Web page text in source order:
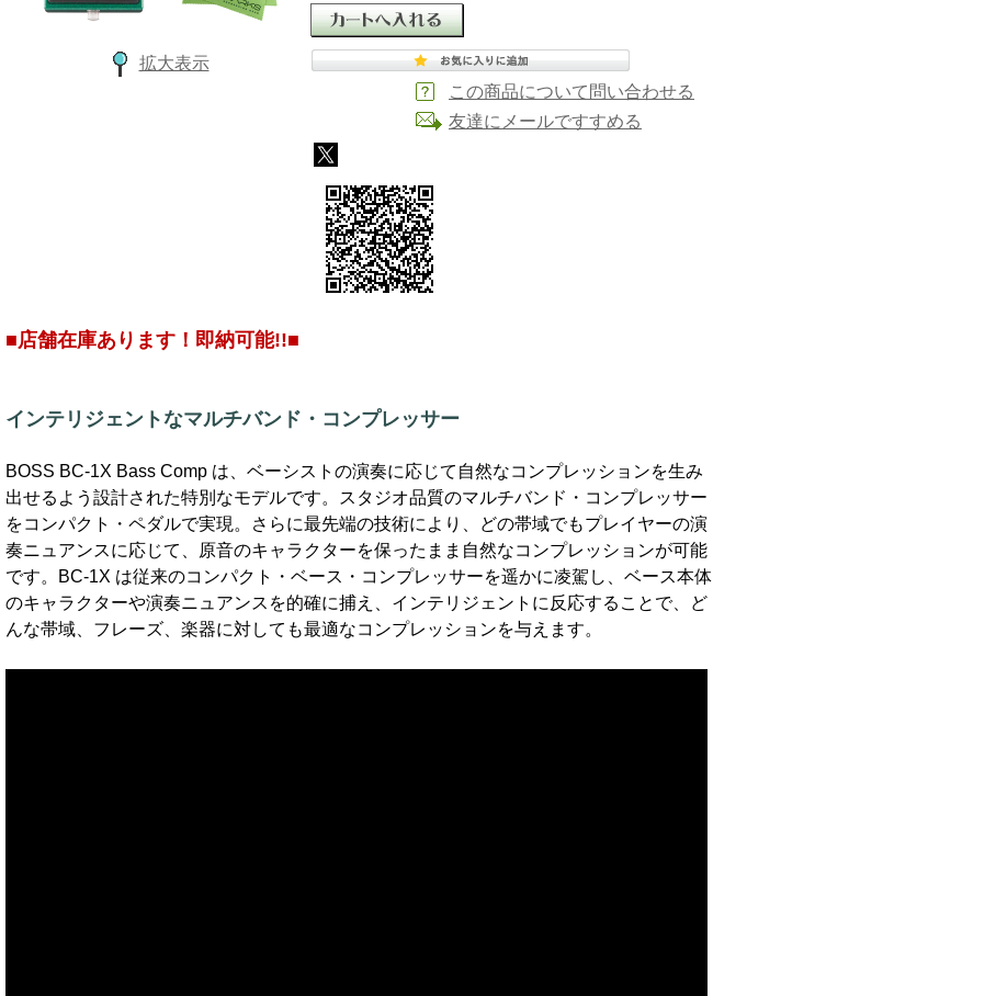
拡大表示
この商品について問い合わせる
友達にメールですすめる
■店舗在庫あります！即納可能!!■
インテリジェントなマルチバンド・コンプレッサー
BOSS BC-1X Bass Comp は、ベーシストの演奏に応じて自然なコンプレッションを生み
出せるよう設計された特別なモデルです。スタジオ品質のマルチバンド・コンプレッサー
をコンパクト・ペダルで実現。さらに最先端の技術により、どの帯域でもプレイヤーの演
奏ニュアンスに応じて、原音のキャラクターを保ったまま自然なコンプレッションが可能
です。BC-1X は従来のコンパクト・ベース・コンプレッサーを遥かに凌駕し、ベース本体
のキャラクターや演奏ニュアンスを的確に捕え、インテリジェントに反応することで、ど
んな帯域、フレーズ、楽器に対しても最適なコンプレッションを与えます。